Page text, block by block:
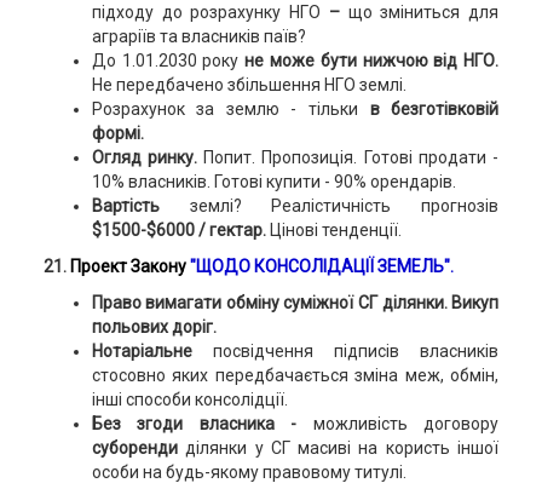
підходу до розрахунку НГО –що зміниться для
аграріїв та власників паїв?
До 1.01.2030 рокуне може бути нижчою від НГО.
Не передбачено збільшення НГО землі.
Розрахунок за землю - тільки в безготівковій
формі.
Огляд ринку. Попит. Пропозиція. Готові продати -
10% власників. Готові купити - 90% орендарів.
Вартість землі? Реалістичність прогнозів
$1500-$6000 / гектар. Цінові тенденції.
21. Проект Закону"ЩОДО КОНСОЛІДАЦІЇ ЗЕМЕЛЬ".
Право вимагати обміну суміжної СГ ділянки. Викуп
польових доріг.
Нотаріальне посвідчення підписів власників
стосовно яких передбачається зміна меж, обмін,
інші способи консолідції.
Без згоди власника - можливість договору
суборендиділянки у СГ масиві на користь іншої
особи на будь-якому правовому титулі.